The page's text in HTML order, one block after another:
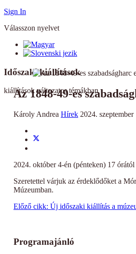
Sign In
Válasszon nyelvet
Időszaki kiállítások
kiállítások változatos témákban
Az 1848-49-es
Károly Andrea Hírek 2024. szeptember
2024. október 4-én (pénteken) 17
Szeretettel várjuk az érdeklődőket a
Múzeumban.
Előző cikk: Új időszaki kiállítás a
Programajánló